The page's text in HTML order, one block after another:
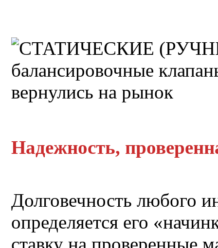
Надежность,
Долговечность любого
определяется его